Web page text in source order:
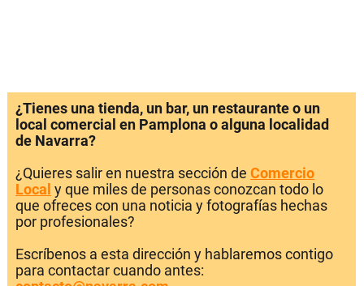
¿Tienes una tienda, un bar, un restaurante o un
local comercial en Pamplona o alguna localidad
de Navarra?
¿Quieres salir en nuestra sección de Comercio
Local y que miles de personas conozcan todo lo
que ofreces con una noticia y fotografías hechas
por profesionales?
Escríbenos a esta dirección y hablaremos contigo
para contactar cuando antes: